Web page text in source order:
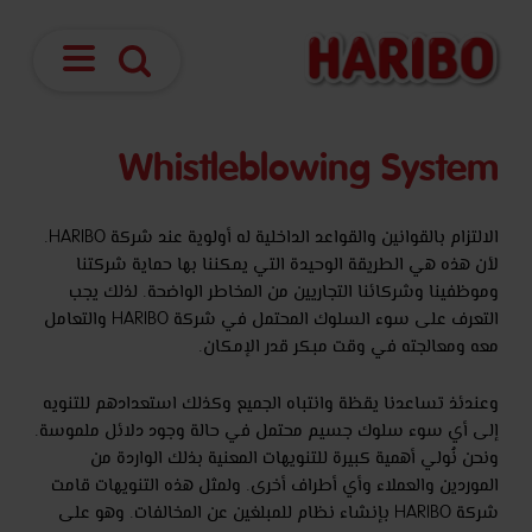
Whistleblowing System
الالتزام بالقوانين والقواعد الداخلية له أولوية عند شركة HARIBO.
لأن هذه هي الطريقة الوحيدة التي يمكننا بها حماية شركتنا
وموظفينا وشركائنا التجاريين من المخاطر الواضحة. لذلك يجب
التعرف على سوء السلوك المحتمل في شركة HARIBO والتعامل
معه ومعالجته في وقت مبكر قدر الإمكان.
وعندئذ تساعدنا يقظة وانتباه الجميع وكذلك استعدادهم للتنويه
إلى أي سوء سلوك جسيم محتمل في حالة وجود دلائل ملموسة.
ونحن نُولي أهمية كبيرة للتنويهات المعنية بذلك الواردة من
الموردين والعملاء وأي أطراف أخرى. ولمثل هذه التنويهات قامت
شركة HARIBO بإنشاء نظام للمبلغين عن المخالفات. وهو على